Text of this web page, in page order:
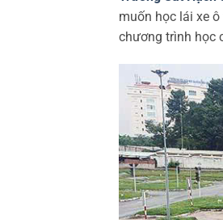
muốn học lái xe
chương trình học